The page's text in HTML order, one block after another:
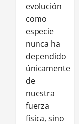
evolución
como
especie
nunca ha
dependido
únicamente
de
nuestra
fuerza
física, sino